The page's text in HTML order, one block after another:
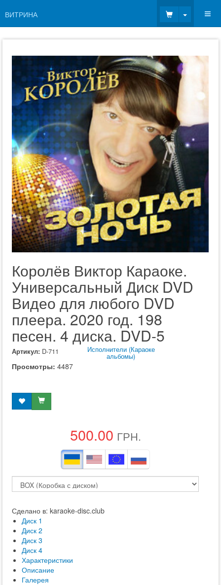
ВИТРИНА Toggle
Королёв Виктор Караоке.
Универсальный Диск DVD
Видео для любого DVD
плеера. 2020 год. 198
песен. 4 диска. DVD-5
Артикул: D-711 Исполнители (Караоке
альбомы)
Просмотры: 4487
500.00 ГРН.
Сделано в: karaoke-disc.club
Диск 1
Диск 2
Диск 3
Диск 4
Характеристики
Описание
Галерея